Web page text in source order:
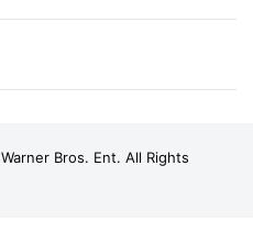
Bros. Ent. All Rights